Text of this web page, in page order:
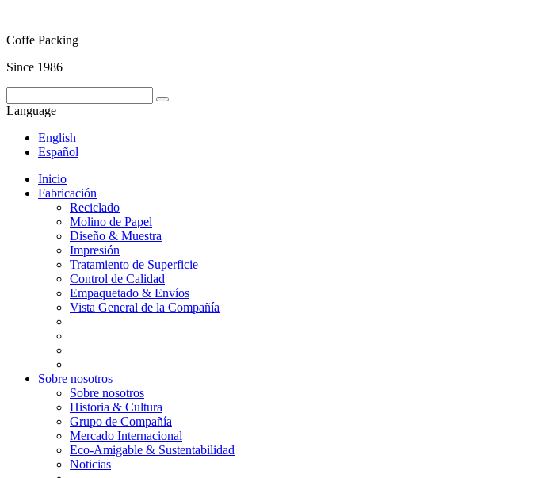
Coffe Packing
Since 1986
Language
English
Español
Inicio
Fabricación
Reciclado
Molino de Papel
Diseño & Muestra
Impresión
Tratamiento de Superficie
Control de Calidad
Empaquetado & Envíos
Vista General de la Compañía
Sobre nosotros
Sobre nosotros
Historia & Cultura
Grupo de Compañía
Mercado Internacional
Eco-Amigable & Sustentabilidad
Noticias